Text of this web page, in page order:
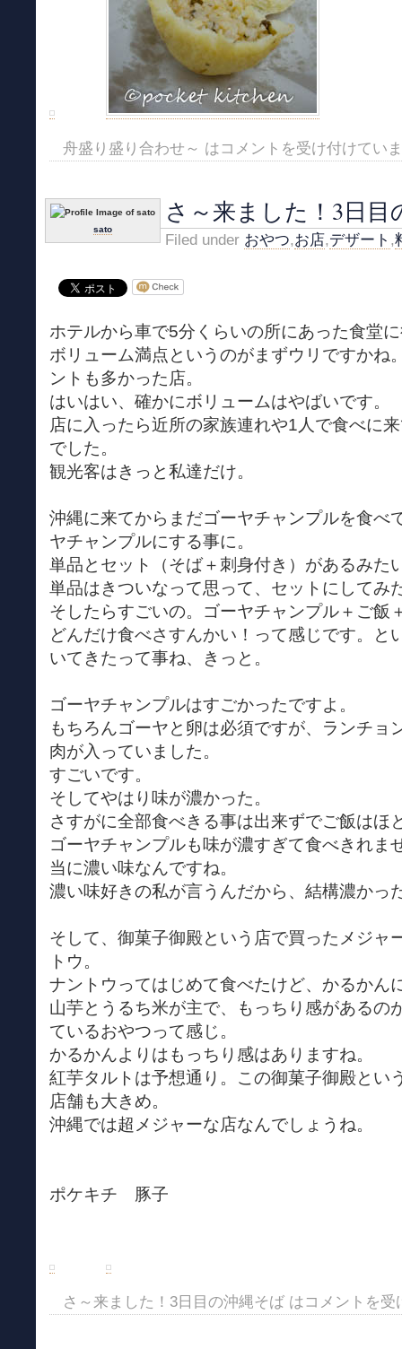
舟盛り盛り合わせ～ は コメントを受け付けてい
sato
さ～来ました！3日目
Filed under おやつ,お店,デザート ,
ホテルから車で5分くらいの所にあった食堂
ボリューム満点というのがまずウリですかね
ントも多かった店。
はいはい、確かにボリュームはやばいです。
店に入ったら近所の家族連れや1人で食べに
でした。
観光客はきっと私達だけ。
沖縄に来てからまだゴーヤチャンプルを食べ
ヤチャンプルにする事に。
単品とセット（そば＋刺身付き）があるみた
単品はきついなって思って、セットにしてみ
そしたらすごいの。ゴーヤチャンプル＋ご飯
どんだけ食べさすんかい！って感じです。と
いてきたって事ね、きっと。
ゴーヤチャンプルはすごかったですよ。
もちろんゴーヤと卵は必須ですが、ランチョ
肉が入っていました。
すごいです。
そしてやはり味が濃かった。
さすがに全部食べきる事は出来ずでご飯はほ
ゴーヤチャンプルも味が濃すぎて食べきれま
当に濃い味なんですね。
濃い味好きの私が言うんだから、結構濃かっ
そして、御菓子御殿という店で買ったメジャ
トウ。
ナントウってはじめて食べたけど、かるかん
山芋とうるち米が主で、もっちり感があるの
ているおやつって感じ。
かるかんよりはもっちり感はありますね。
紅芋タルトは予想通り。この御菓子御殿とい
店舗も大きめ。
沖縄では超メジャーな店なんでしょうね。
ポケキチ 豚子
さ～来ました！3日目の沖縄そば はコメントを受